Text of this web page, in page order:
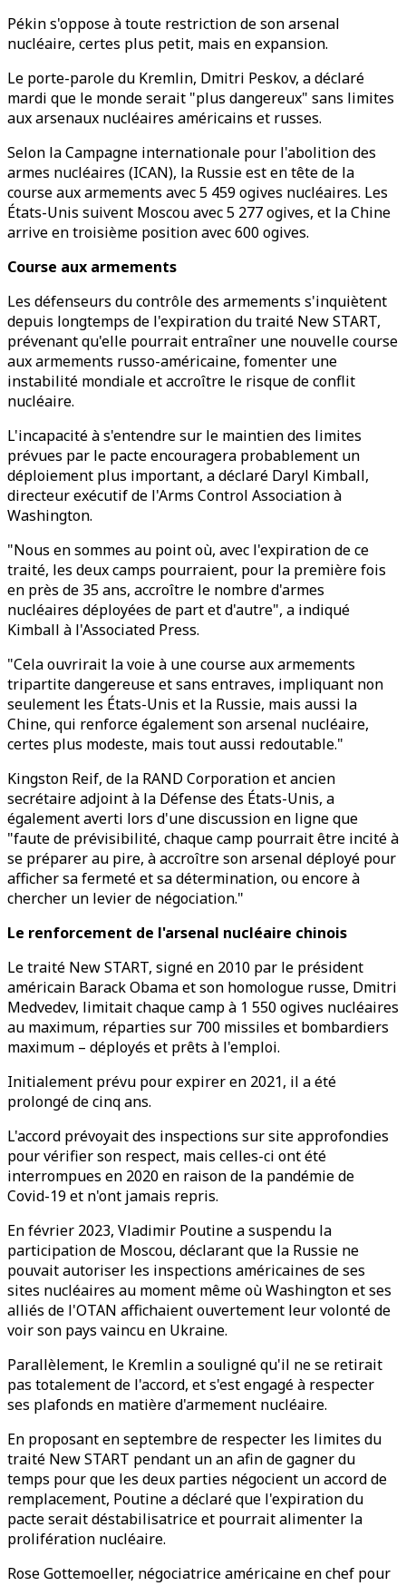
Pékin s'oppose à toute restriction de son arsenal
nucléaire, certes plus petit, mais en expansion.
Le porte-parole du Kremlin, Dmitri Peskov, a déclaré
mardi que le monde serait "plus dangereux" sans limites
aux arsenaux nucléaires américains et russes.
Selon la Campagne internationale pour l'abolition des
armes nucléaires (ICAN), la Russie est en tête de la
course aux armements avec 5 459 ogives nucléaires. Les
États-Unis suivent Moscou avec 5 277 ogives, et la Chine
arrive en troisième position avec 600 ogives.
Course aux armements
Les défenseurs du contrôle des armements s'inquiètent
depuis longtemps de l'expiration du traité New START,
prévenant qu'elle pourrait entraîner une nouvelle course
aux armements russo-américaine, fomenter une
instabilité mondiale et accroître le risque de conflit
nucléaire.
L'incapacité à s'entendre sur le maintien des limites
prévues par le pacte encouragera probablement un
déploiement plus important, a déclaré Daryl Kimball,
directeur exécutif de l'Arms Control Association à
Washington.
"Nous en sommes au point où, avec l'expiration de ce
traité, les deux camps pourraient, pour la première fois
en près de 35 ans, accroître le nombre d'armes
nucléaires déployées de part et d'autre", a indiqué
Kimball à l'Associated Press.
"Cela ouvrirait la voie à une course aux armements
tripartite dangereuse et sans entraves, impliquant non
seulement les États-Unis et la Russie, mais aussi la
Chine, qui renforce également son arsenal nucléaire,
certes plus modeste, mais tout aussi redoutable."
Kingston Reif, de la RAND Corporation et ancien
secrétaire adjoint à la Défense des États-Unis, a
également averti lors d'une discussion en ligne que
"faute de prévisibilité, chaque camp pourrait être incité à
se préparer au pire, à accroître son arsenal déployé pour
afficher sa fermeté et sa détermination, ou encore à
chercher un levier de négociation."
Le renforcement de l'arsenal nucléaire chinois
Le traité New START, signé en 2010 par le président
américain Barack Obama et son homologue russe, Dmitri
Medvedev, limitait chaque camp à 1 550 ogives nucléaires
au maximum, réparties sur 700 missiles et bombardiers
maximum – déployés et prêts à l'emploi.
Initialement prévu pour expirer en 2021, il a été
prolongé de cinq ans.
L'accord prévoyait des inspections sur site approfondies
pour vérifier son respect, mais celles-ci ont été
interrompues en 2020 en raison de la pandémie de
Covid-19 et n'ont jamais repris.
En février 2023, Vladimir Poutine a suspendu la
participation de Moscou, déclarant que la Russie ne
pouvait autoriser les inspections américaines de ses
sites nucléaires au moment même où Washington et ses
alliés de l'OTAN affichaient ouvertement leur volonté de
voir son pays vaincu en Ukraine.
Parallèlement, le Kremlin a souligné qu'il ne se retirait
pas totalement de l'accord, et s'est engagé à respecter
ses plafonds en matière d'armement nucléaire.
En proposant en septembre de respecter les limites du
traité New START pendant un an afin de gagner du
temps pour que les deux parties négocient un accord de
remplacement, Poutine a déclaré que l'expiration du
pacte serait déstabilisatrice et pourrait alimenter la
prolifération nucléaire.
Rose Gottemoeller, négociatrice américaine en chef pour